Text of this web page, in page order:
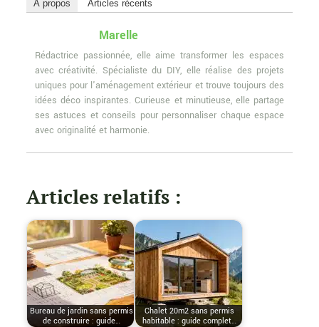
À propos Articles récents
Marelle
Rédactrice passionnée, elle aime transformer les espaces
avec créativité. Spécialiste du DIY, elle réalise des projets
uniques pour l'aménagement extérieur et trouve toujours des
idées déco inspirantes. Curieuse et minutieuse, elle partage
ses astuces et conseils pour personnaliser chaque espace
avec originalité et harmonie.
Articles relatifs :
Bureau de jardin sans permis
de construire : guide…
Chalet 20m2 sans permis
habitable : guide complet…